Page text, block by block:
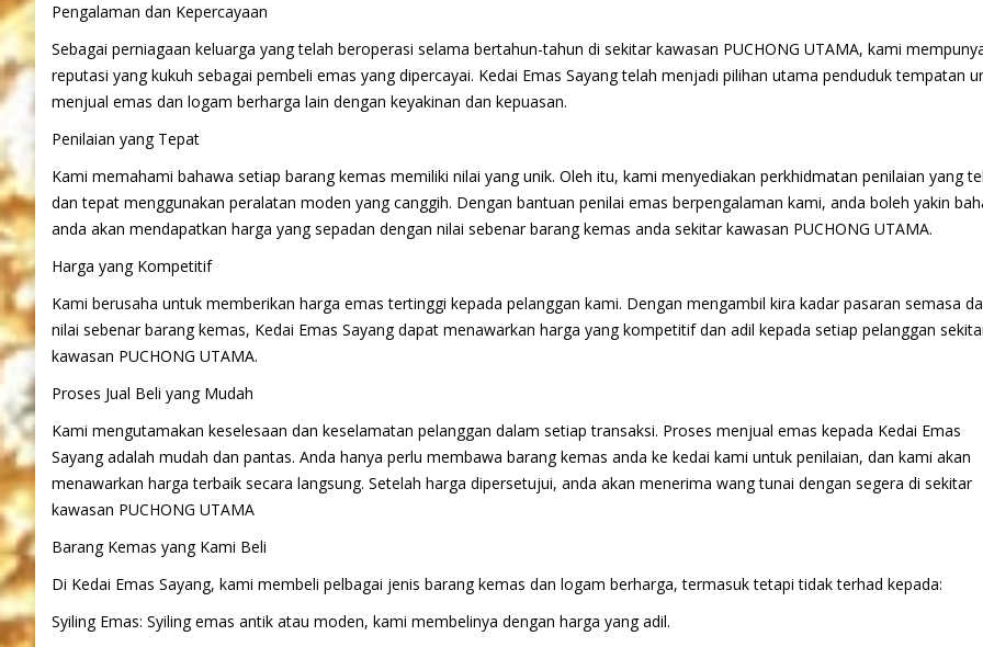
Pengalaman dan Kepercayaan
Sebagai perniagaan keluarga yang telah beroperasi selama bertahun-tahun di sekitar kawasan PUCHONG UTAMA, kami
reputasi yang kukuh sebagai pembeli emas yang dipercayai. Kedai Emas Sayang telah menjadi pilihan utama penduduk tempatan
menjual emas dan logam berharga lain dengan keyakinan dan kepuasan.
Penilaian yang Tepat
Kami memahami bahawa setiap barang kemas memiliki nilai yang unik. Oleh itu, kami menyediakan perkhidmatan penilaian yang
dan tepat menggunakan peralatan moden yang canggih. Dengan bantuan penilai emas berpengalaman kami, anda boleh yakin
anda akan mendapatkan harga yang sepadan dengan nilai sebenar barang kemas anda sekitar kawasan PUCHONG UTAMA.
Harga yang Kompetitif
Kami berusaha untuk memberikan harga emas tertinggi kepada pelanggan kami. Dengan mengambil kira kadar pasaran semasa
nilai sebenar barang kemas, Kedai Emas Sayang dapat menawarkan harga yang kompetitif dan adil kepada setiap pelanggan
kawasan PUCHONG UTAMA.
Proses Jual Beli yang Mudah
Kami mengutamakan keselesaan dan keselamatan pelanggan dalam setiap transaksi. Proses menjual emas kepada Kedai Emas
Sayang adalah mudah dan pantas. Anda hanya perlu membawa barang kemas anda ke kedai kami untuk penilaian, dan kami akan
menawarkan harga terbaik secara langsung. Setelah harga dipersetujui, anda akan menerima wang tunai dengan segera di sekitar
kawasan PUCHONG UTAMA
Barang Kemas yang Kami Beli
Di Kedai Emas Sayang, kami membeli pelbagai jenis barang kemas dan logam berharga, termasuk tetapi tidak terhad kepada:
Syiling Emas: Syiling emas antik atau moden, kami membelinya dengan harga yang adil.